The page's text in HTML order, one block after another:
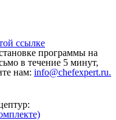
ссылке
программы на
в течение 5 минут,
нам: info@chefexpert.ru.